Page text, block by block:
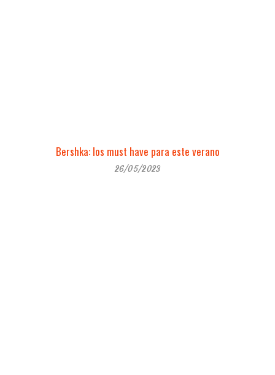
Bershka: los must have para este verano
26/05/2023